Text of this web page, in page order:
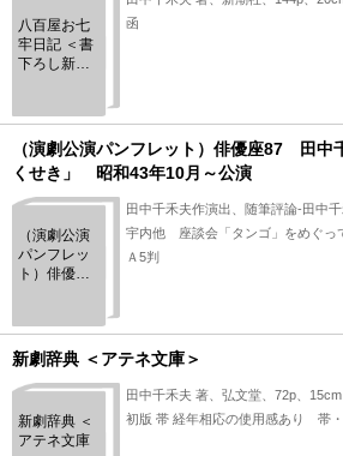
八百屋お七
牢日記 ＜書
下ろし新潮
函
（演劇公演パンフレット）俳優座87 田中
くせき」 昭和43年10月～公演
（演劇公演
パンフレッ
ト）俳優座
「あらいは
くせき」
昭和43年10
月～公演
田中千禾夫作演出、随筆評論-田中
宇内他 座談会「タンゴ」をめぐっ
Ａ5判
新劇辞典 ＜アテネ文庫＞
新劇辞典 ＜
アテネ文庫
田中千禾夫 著、弘文堂、72p、15cm
初版 帯 経年相応の使用感あり 帯